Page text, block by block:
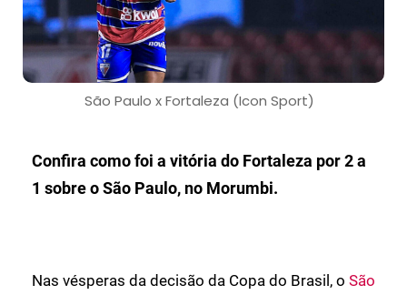
São Paulo x Fortaleza (Icon Sport)
Confira como foi a vitória do Fortaleza por 2 a
1 sobre o São Paulo, no Morumbi.
Nas vésperas da decisão da Copa do Brasil, o São